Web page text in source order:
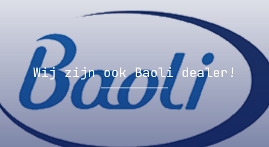
Wij zijn ook Baoli dealer!